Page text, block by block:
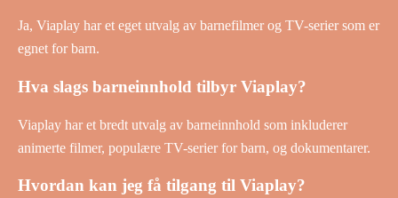
Ja, Viaplay har et eget utvalg av barnefilmer og TV-serier som er
egnet for barn.
Hva slags barneinnhold tilbyr Viaplay?
Viaplay har et bredt utvalg av barneinnhold som inkluderer
animerte filmer, populære TV-serier for barn, og dokumentarer.
Hvordan kan jeg få tilgang til Viaplay?